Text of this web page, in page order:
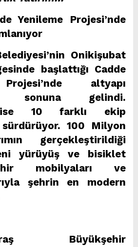
Yenileme Projesi’nde
Onikişubat
başlattığı Cadde
altyapı
sonuna gelindi.
ise 10 farklı ekip
sürdürüyor. 100 Milyon
gerçekleştirildiği
yürüyüş ve bisiklet
mobilyaları ve
şehrin en modern
Büyükşehir